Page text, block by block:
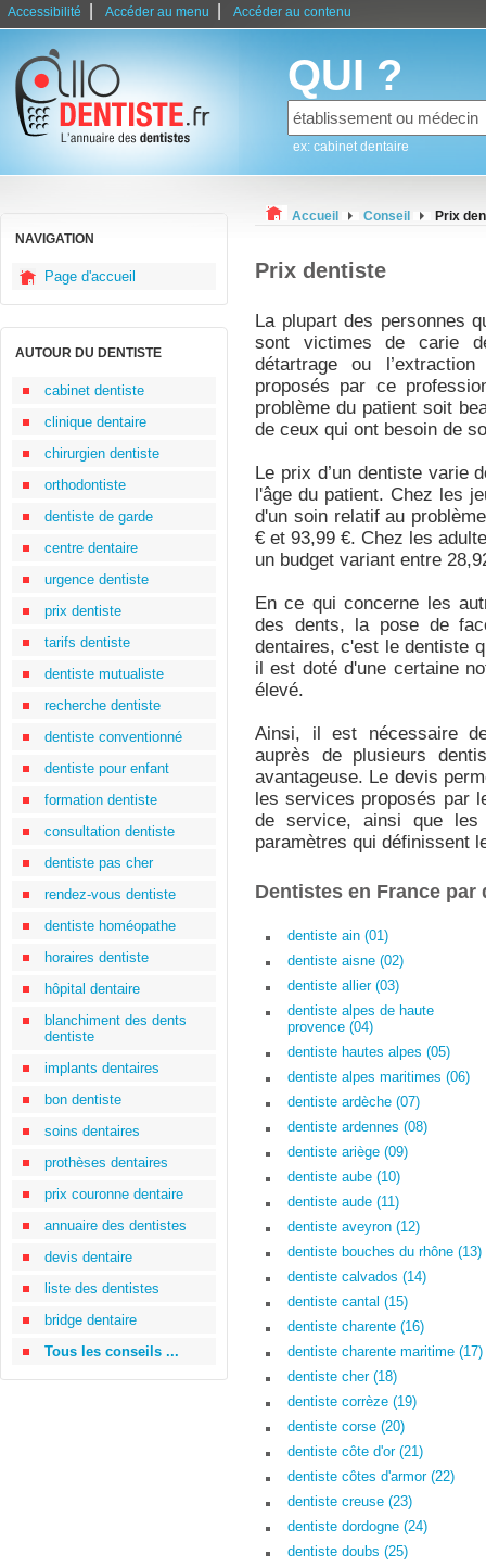
Accessibilité Accéder au menu Accéder au contenu
QUI ?
ex: cabinet dentaire
NAVIGATION
Page d'accueil
AUTOUR DU DENTISTE
cabinet dentiste
clinique dentaire
chirurgien dentiste
orthodontiste
dentiste de garde
centre dentaire
urgence dentiste
prix dentiste
tarifs dentiste
dentiste mutualiste
recherche dentiste
dentiste conventionné
dentiste pour enfant
formation dentiste
consultation dentiste
dentiste pas cher
rendez-vous dentiste
dentiste homéopathe
horaires dentiste
hôpital dentaire
blanchiment des dents
dentiste
implants dentaires
bon dentiste
soins dentaires
prothèses dentaires
prix couronne dentaire
annuaire des dentistes
devis dentaire
liste des dentistes
bridge dentaire
Tous les conseils ...
Accueil Conseil Prix
Prix dentiste
La plupart des personnes
sont victimes de carie
détartrage ou
proposés par ce
problème du patient soit
de ceux qui ont besoin de
Le prix d’un dentiste varie
l'âge du patient. Chez les
d'un soin relatif au
€ et 93,99 €. Chez les
un budget variant entre
En ce qui concerne les
des dents, la pose de
dentaires, c'est le dentiste
il est doté d'une certaine
élevé.
Ainsi, il est nécessaire
auprès de plusieurs
avantageuse. Le devis
les services proposés par
de service, ainsi que
paramètres qui définissent
Dentistes en France par
dentiste ain (01)
dentiste aisne (02)
dentiste allier (03)
dentiste alpes de haute
provence (04)
dentiste hautes alpes (05)
dentiste alpes maritimes (06)
dentiste ardèche (07)
dentiste ardennes (08)
dentiste ariège (09)
dentiste aube (10)
dentiste aude (11)
dentiste aveyron (12)
dentiste bouches du rhône (13)
dentiste calvados (14)
dentiste cantal (15)
dentiste charente (16)
dentiste charente maritime (17)
dentiste cher (18)
dentiste corrèze (19)
dentiste corse (20)
dentiste côte d'or (21)
dentiste côtes d'armor (22)
dentiste creuse (23)
dentiste dordogne (24)
dentiste doubs (25)